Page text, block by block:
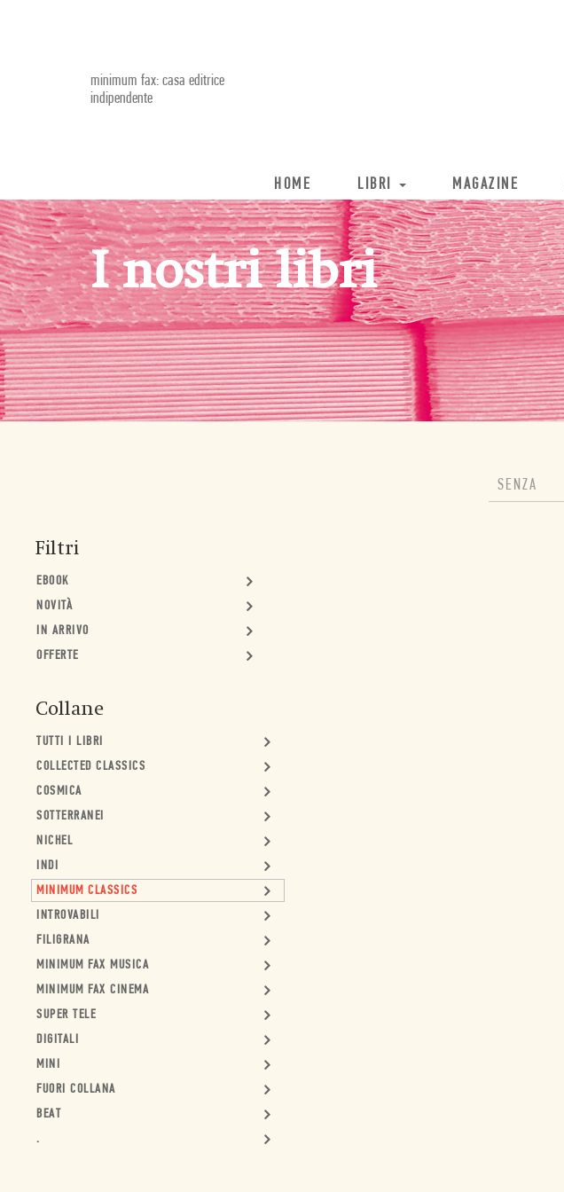
minimum fax: casa editrice
indipendente
HOME LIBRI MAGAZINE
I nostri libri
Filtri
EBOOK
NOVITÀ
IN ARRIVO
OFFERTE
Collane
TUTTI I LIBRI
COLLECTED CLASSICS
COSMICA
SOTTERRANEI
NICHEL
INDI
MINIMUM CLASSICS
INTROVABILI
FILIGRANA
MINIMUM FAX MUSICA
MINIMUM FAX CINEMA
SUPER TELE
DIGITALI
MINI
FUORI COLLANA
BEAT
.